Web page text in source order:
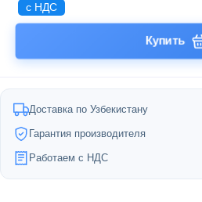
с НДС
Купить
Доставка по Узбекистану
Гарантия производителя
Работаем с НДС